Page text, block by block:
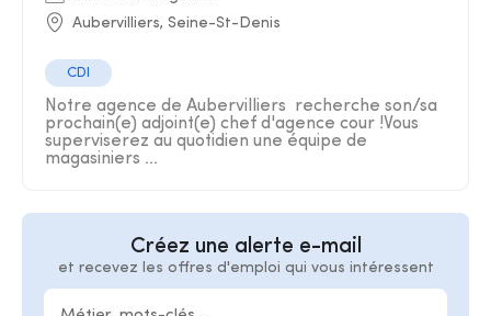
Aubervilliers, Seine-St-Denis
CDI
Notre agence de Aubervilliers recherche son/sa
prochain(e) adjoint(e) chef d'agence cour !Vous
superviserez au quotidien une équipe de
magasiniers ...
Créez une alerte e-mail
et recevez les offres d'emploi qui vous intéressent